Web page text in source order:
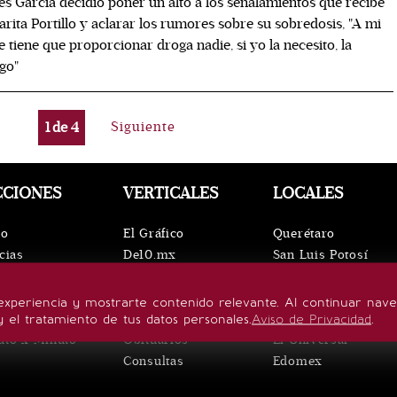
Portillo y aclarar los rumores sobre su sobredosis, "A mi
tiene que proporcionar droga nadie, si yo la necesito, la
1de4 Siguiente
y mostrarte contenido relevante. Al continuar
el tratamiento de tus datos personales.Aviso de Privacidad.
de vida
x Minuto
VERTICALES
El Gráfico
De10.mx
Confabulario
Aviso Oportuno
Obituarios
Consultas
LOCALES
Querétaro
San Luis Potosí
Puebla
Hidalgo
El Universal
Edomex